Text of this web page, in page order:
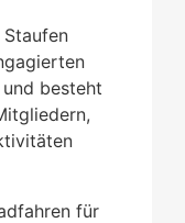
besteht
für